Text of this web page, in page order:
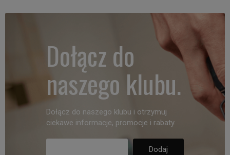
Dołącz do
naszego klubu.
Dołącz do naszego klubu i otrzymuj
ciekawe informacje, promocje i rabaty.